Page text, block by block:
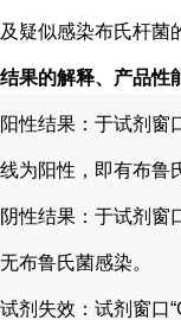
及疑似感染布氏杆菌
结果的解释、产品性
阳性结果：于试剂窗
线为阳性，即有布鲁
阴性结果：于试剂窗
无布鲁氏菌感染。
试剂失效：试剂窗口